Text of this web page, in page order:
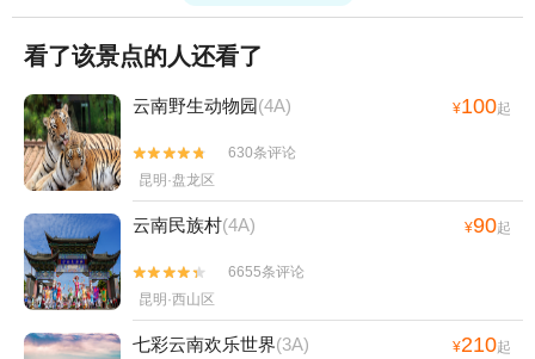
看了该景点的人还看了
云南野生动物园(4A) ¥100起


630条评论
昆明·盘龙区
云南民族村(4A) ¥90起


6655条评论
昆明·西山区
七彩云南欢乐世界(3A) ¥210起